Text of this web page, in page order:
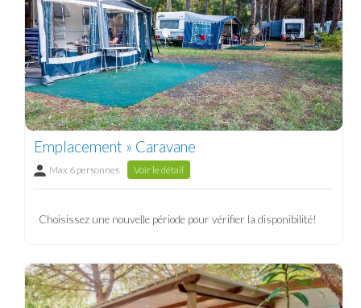
Emplacement » Caravane
Max 6 personnes Voir le détail
Choisissez une nouvelle période pour vérifier la disponibilité!